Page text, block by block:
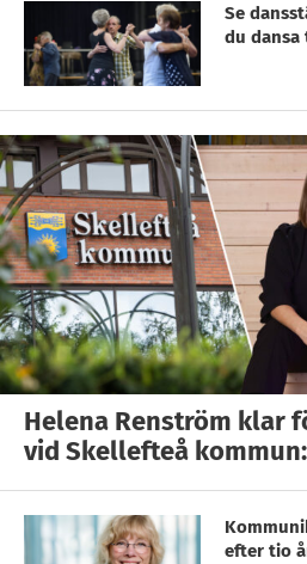
Se
du dansa
Helena Renström klar
vid Skellefteå
efter tio